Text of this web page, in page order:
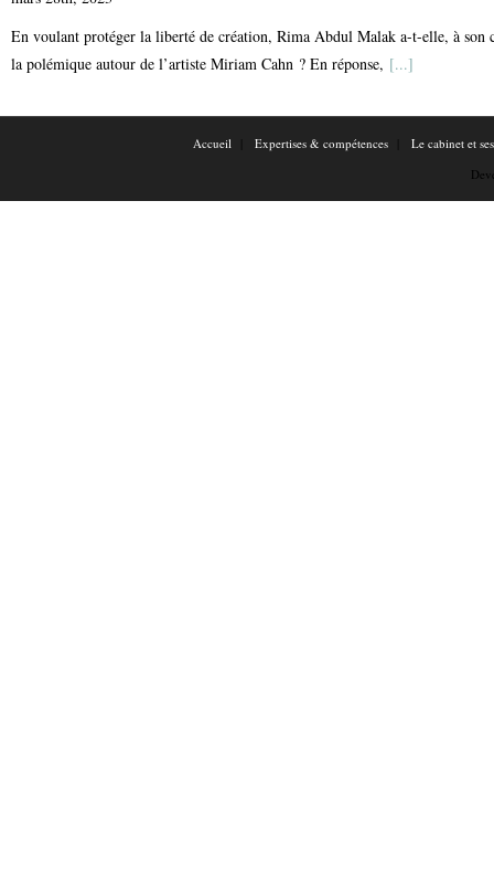
En voulant protéger la liberté de création, Rima Abdul Malak a-t-elle, à
la polémique autour de l’artiste Miriam Cahn ? En réponse, [...]
Accueil Expertises & compétences
Le cabinet et